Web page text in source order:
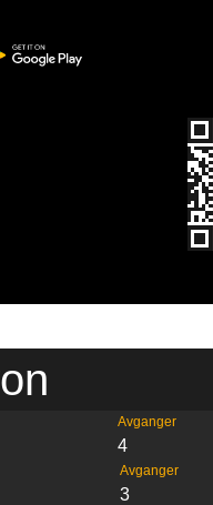
Avganger
4
Avganger
3